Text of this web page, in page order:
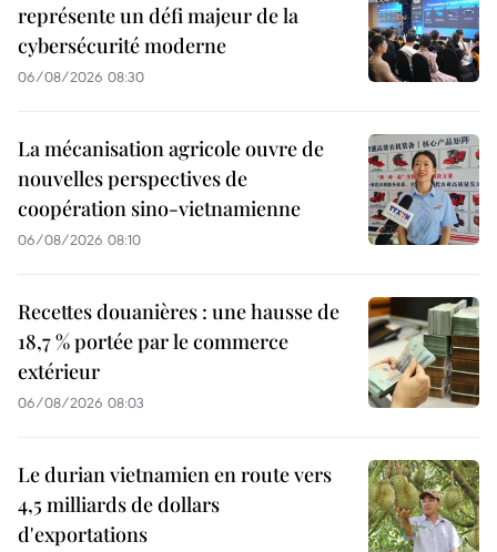
représente un défi majeur de la
cybersécurité moderne
06/08/2026 08:30
La mécanisation agricole ouvre de
nouvelles perspectives de
coopération sino-vietnamienne
06/08/2026 08:10
Recettes douanières : une hausse de
18,7 % portée par le commerce
extérieur
06/08/2026 08:03
Le durian vietnamien en route vers
4,5 milliards de dollars
d'exportations